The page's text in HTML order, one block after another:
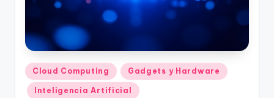
Publicado
en
Cloud Computing Gadgets y Hardware
Inteligencia Artificial